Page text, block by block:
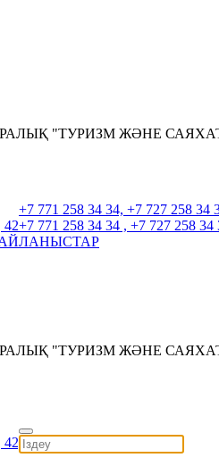
"ТУРИЗМ ЖӘНЕ
42
+7 771 258 34 34, +7 727 258 34
+7 771 258 34 34 , +7 727 258 34
"ТУРИЗМ ЖӘНЕ
42